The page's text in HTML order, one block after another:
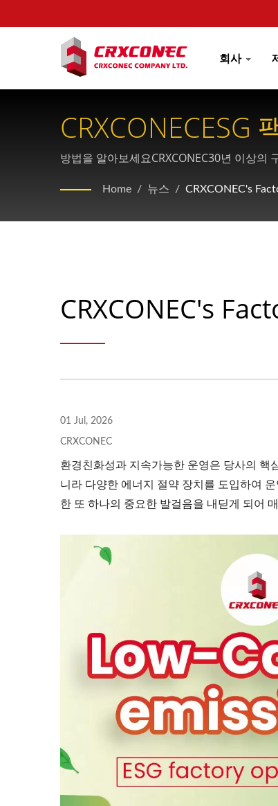
회사
방법을 알아보세요CRXCONEC30년 이상
Home / 뉴스 / CRXCONEC's
CRXCONEC's
01 Jul, 2026
CRXCONEC
환경친화성과 지속가능한 운영은 당사의 핵
니라 다양한 에너지 절약 장치를 도입하여
한 또 하나의 중요한 발걸음을 내딛게 되어
4PPoE 키스톤 잭